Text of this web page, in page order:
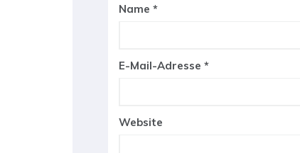
Name *
E-Mail-Adresse *
Website